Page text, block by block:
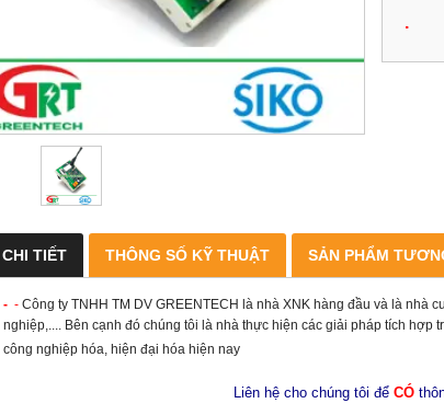
CHI TIẾT THÔNG SỐ KỸ THUẬT SẢN PHẨM
- - Công ty TNHH TM DV GREENTECH là nhà XNK hàng đầu và là nhà
nghiệp,.... Bên cạnh đó chúng tôi là nhà thực hiện các giải pháp tích
công nghiệp hóa, hiện đại hóa hiện nay
Liên hệ cho chúng tôi để CÓ